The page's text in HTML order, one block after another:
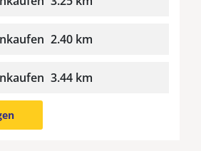
2.40 km
3.44 km